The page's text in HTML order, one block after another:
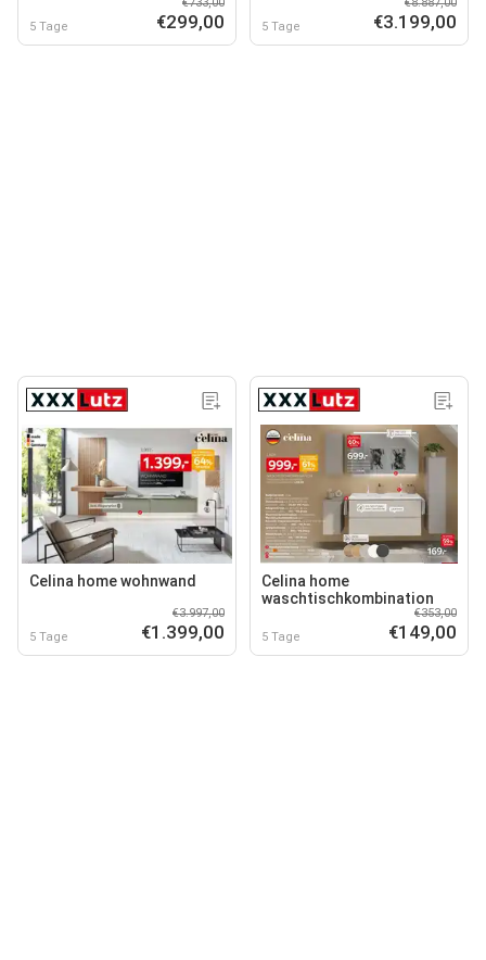
5 Tage €299,00 5 Tage €3.199,00
Celina home wohnwand
5 Tage
€3.997,00
€1.399,00
Celina home
waschtischkombination
5 Tage
€353,00
€149,00